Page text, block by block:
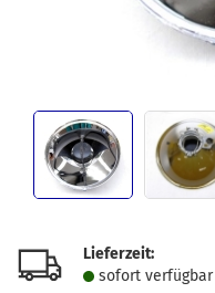
Lieferzeit:
sofort verfügbar